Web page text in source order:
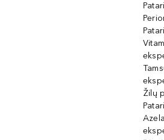
Žilų